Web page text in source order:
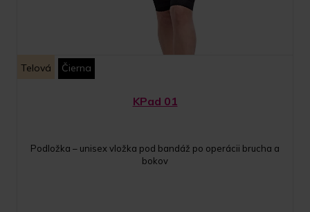
Telová Čierna
KPad 01
Podložka – unisex vložka pod bandáž po operácii brucha a
bokov